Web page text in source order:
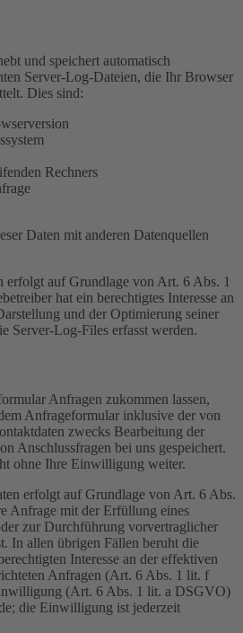
und speichert automatisch
Server-Log-Dateien, die Ihr Browser
Dies sind:
Rechners
Daten mit anderen Datenquellen
erfolgt auf Grundlage von Art. 6 Abs. 1
hat ein berechtigtes Interesse an
und der Optimierung seiner
Server-Log-Files erfasst werden.
Anfragen zukommen lassen,
Anfrageformular inklusive der von
zwecks Bearbeitung der
Anschlussfragen bei uns gespeichert.
ohne Ihre Einwilligung weiter.
erfolgt auf Grundlage von Art. 6 Abs.
Anfrage mit der Erfüllung eines
zur Durchführung vorvertraglicher
In allen übrigen Fällen beruht die
Interesse an der effektiven
Anfragen (Art. 6 Abs. 1 lit. f
(Art. 6 Abs. 1 lit. a DSGVO)
die Einwilligung ist jederzeit